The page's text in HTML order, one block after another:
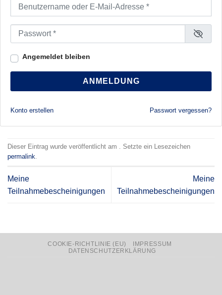
Benutzername oder E-Mail-Adresse
Passwort
Angemeldet bleiben
ANMELDUNG
Konto erstellen Passwort vergessen?
Dieser Eintrag wurde veröffentlicht am . Setzte ein Lesezeichen
permalink.
Meine
Teilnahmebescheinigungen
Meine
Teilnahmebescheinigungen
COOKIE-RICHTLINIE (EU)
IMPRESSUM
DATENSCHUTZERKLÄRUNG